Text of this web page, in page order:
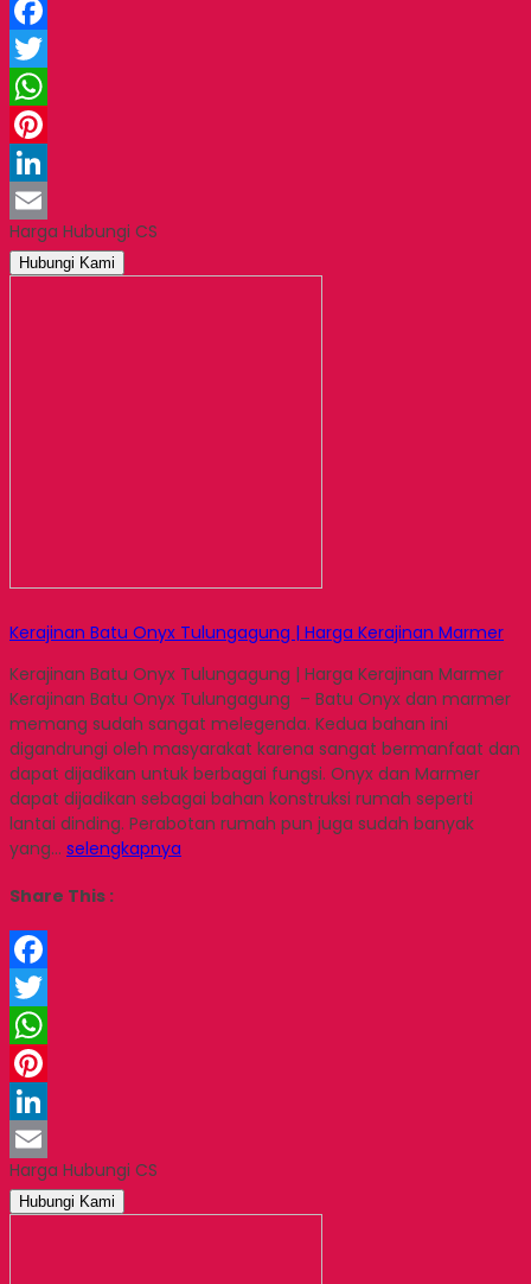
Facebook
Twitter
WhatsApp
Pinterest
LinkedIn
Email
Harga Hubungi CS
Hubungi Kami
Kerajinan Batu Onyx Tulungagung | Harga Kerajinan Marmer
Kerajinan Batu Onyx Tulungagung | Harga Kerajinan Marmer
Kerajinan Batu Onyx Tulungagung – Batu Onyx dan marmer
memang sudah sangat melegenda. Kedua bahan ini
digandrungi oleh masyarakat karena sangat bermanfaat dan
dapat dijadikan untuk berbagai fungsi. Onyx dan Marmer
dapat dijadikan sebagai bahan konstruksi rumah seperti
lantai dinding. Perabotan rumah pun juga sudah banyak
yang… selengkapnya
Share This :
Facebook
Twitter
WhatsApp
Pinterest
LinkedIn
Email
Harga Hubungi CS
Hubungi Kami